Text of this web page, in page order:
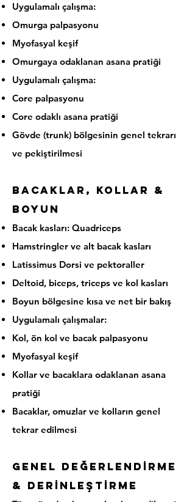
Uygulamalı çalışma:
Omurga palpasyonu
Myofasyal keşif
Omurgaya odaklanan asana pratiği
Uygulamalı çalışma:
Core palpasyonu
Core odaklı asana pratiği
Gövde (trunk) bölgesinin genel tekrarı
ve pekiştirilmesi
Bacaklar, Kollar &
Boyun
Bacak kasları: Quadriceps
Hamstringler ve alt bacak kasları
Latissimus Dorsi ve pektoraller
Deltoid, biceps, triceps ve kol kasları
Boyun bölgesine kısa ve net bir bakış
Uygulamalı çalışmalar:
Kol, ön kol ve bacak palpasyonu
Myofasyal keşif
Kollar ve bacaklara odaklanan asana
pratiği
Bacaklar, omuzlar ve kolların genel
tekrar edilmesi
Genel Değerlendİrme
& Derİnleştİrme